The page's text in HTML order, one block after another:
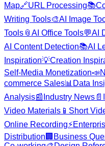
Map🔗URL Processing📚
Writing Tools🎨AI Image
Tools 📎 AI Office Tools💬AI
AI Content Detection📚AI
Inspiration💡Creation
Self-Media Monetization📣
commerce Sales📊 Data
Analysis📰 Industry News 📄
Video Materials 📱 Short
Online Recording⚡
Distribution 🏢 Business